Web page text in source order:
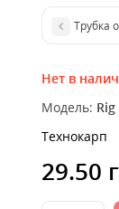
Трубка
Нет в
Модель:
Технокарп
29.50